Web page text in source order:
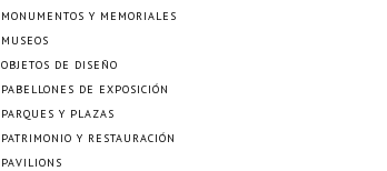
MONUMENTOS Y MEMORIALES
MUSEOS
OBJETOS DE DISEÑO
PABELLONES DE EXPOSICIÓN
PARQUES Y PLAZAS
PATRIMONIO Y RESTAURACIÓN
PAVILIONS